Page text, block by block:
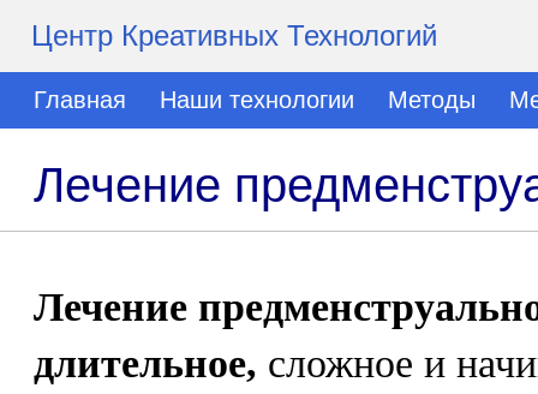
Центр Креативных Технологий
Главная Наши технологии Методы
Лечение
Лечение
длительное, сложное и